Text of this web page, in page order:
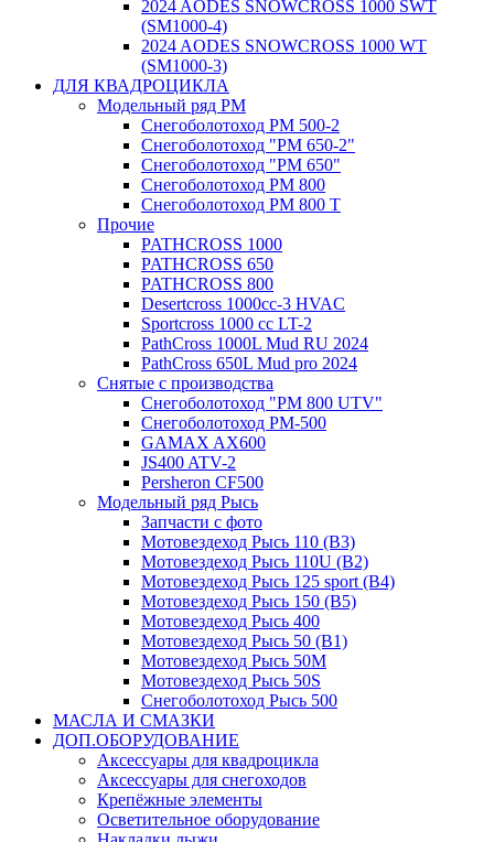
2024 AODES SNOWCROSS 1000 SWT
(SM1000-4)
2024 AODES SNOWCROSS 1000 WT
(SM1000-3)
ДЛЯ КВАДРОЦИКЛА
Модельный ряд РМ
Снегоболотоход РМ 500-2
Снегоболотоход "РМ 650-2"
Снегоболотоход "РМ 650"
Снегоболотоход РМ 800
Снегоболотоход РМ 800 Т
Прочие
PATHCROSS 1000
PATHCROSS 650
PATHCROSS 800
Desertcross 1000cc-3 HVAC
Sportcross 1000 cc LT-2
PathCross 1000L Mud RU 2024
PathCross 650L Mud pro 2024
Снятые с производства
Снегоболотоход "РМ 800 UTV"
Снегоболотоход РМ-500
GAMAX AX600
JS400 ATV-2
Persheron CF500
Модельный ряд Рысь
Запчасти с фото
Мотовездеход Рысь 110 (B3)
Мотовездеход Рысь 110U (B2)
Мотовездеход Рысь 125 sport (B4)
Мотовездеход Рысь 150 (B5)
Мотовездеход Рысь 400
Мотовездеход Рысь 50 (B1)
Мотовездеход Рысь 50M
Мотовездеход Рысь 50S
Снегоболотоход Рысь 500
МАСЛА И СМАЗКИ
ДОП.ОБОРУДОВАНИЕ
Аксессуары для квадроцикла
Аксессуары для снегоходов
Крепёжные элементы
Осветительное оборудование